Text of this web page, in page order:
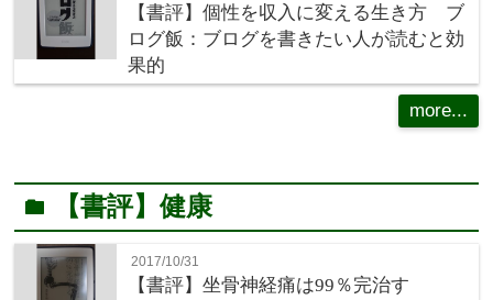
【書評】個性を収入に変える生き方 ブ
ログ飯：ブログを書きたい人が読むと効
果的
more...
folder 【書評】健康
2017/10/31
【書評】坐骨神経痛は99％完治す